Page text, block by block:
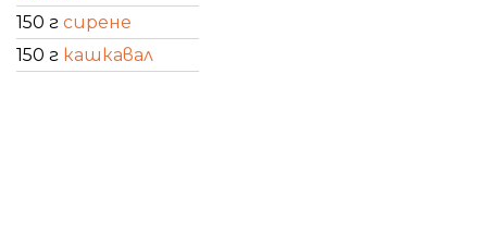
150 г сирене
150 г кашкавал